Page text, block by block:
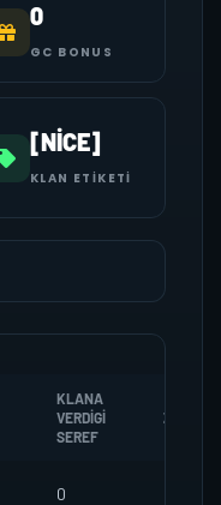
0
GC BONUS
[NİCE]
KLAN ETIKETI
KLANA
VERDIGI
SEREF
ZOMBI
0